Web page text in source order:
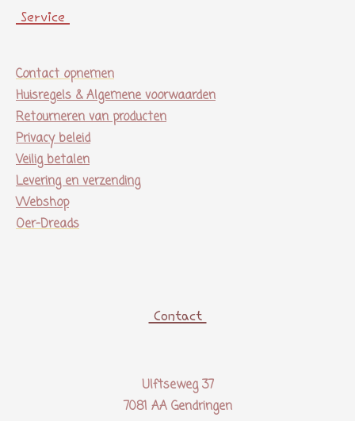
Service
Contact opnemen
Huisregels & Algemene voorwaarden
Retourneren van producten
Privacy beleid
Veilig betalen
Levering en verzending
Webshop
Oer-Dreads
Contact
Ulftseweg 37
7081 AA Gendringen